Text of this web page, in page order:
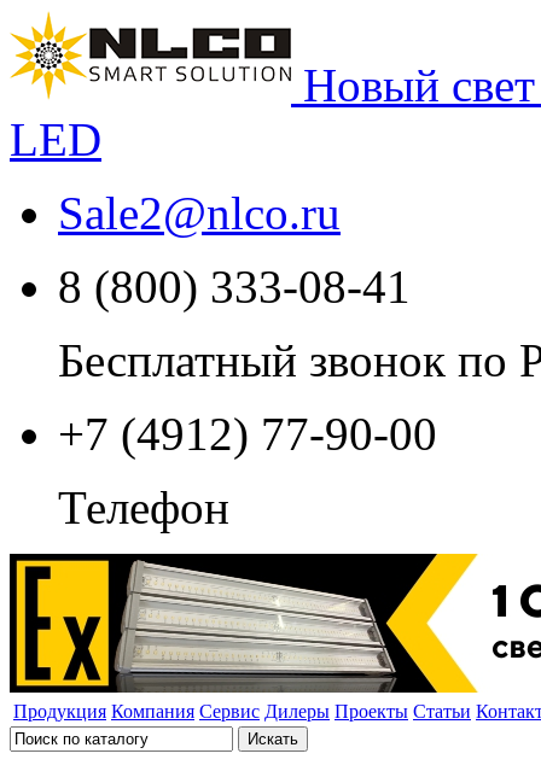
Новый
LED
Sale2@nlco.ru
8 (800) 333-08-41
Бесплатный звонок по
+7 (4912) 77-90-00
Телефон
Продукция Компания Сервис Дилеры Проекты Статьи